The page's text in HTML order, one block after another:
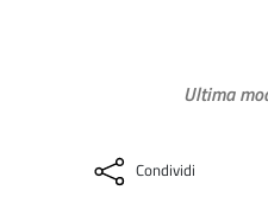
Ultima
Condividi